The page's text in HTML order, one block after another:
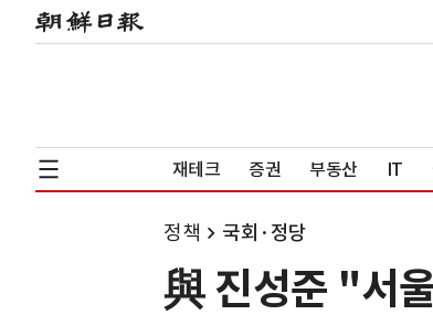
재테크 증권 부동산 IT
정책 국회·정당
與 진성준 "서